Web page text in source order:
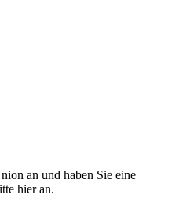
an und haben Sie eine
hier an.